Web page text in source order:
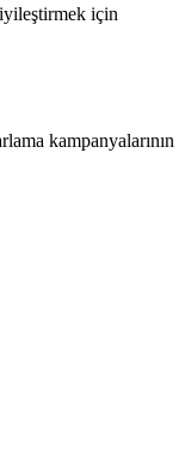
iyileştirmek için
kampanyalarının